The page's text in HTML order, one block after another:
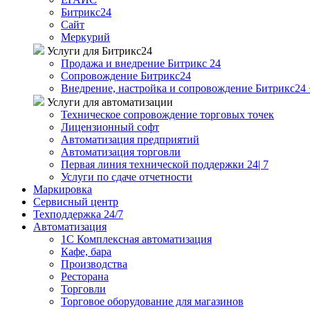
Битрикс24
Сайт
Меркурий
Услуги для Битрикс24
Продажа и внедрение Битрикс 24
Сопровождение Битрикс24
Внедрение, настройка и сопровождение
Услуги для автоматизации
Техническое сопровождение торговых точек
Лицензионный софт
Автоматизация предприятий
Автоматизация торговли
Первая линия технической поддержки 24| 7
Услуги по сдаче отчетности
Маркировка
Сервисный центр
Техподдержка 24/7
Автоматизация
1C Комплексная автоматизация
Кафе, бара
Производства
Ресторана
Торговли
Торговое оборудование для магазинов